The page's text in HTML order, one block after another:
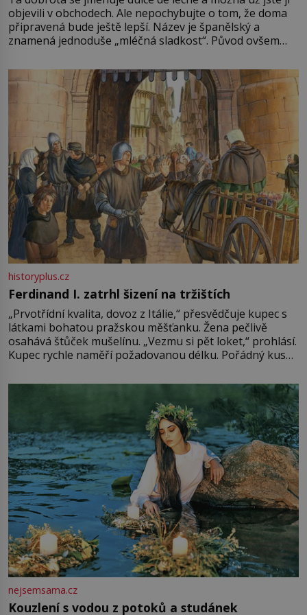
objevili v obchodech. Ale nepochybujte o tom, že doma
připravená bude ještě lepší. Název je španělský a
znamená jednoduše „mléčná sladkost“. Původ ovšem
pře hned několik latinskoamerických zemí a k tomu
Francie, kde se traduje,
historyplus.cz
Ferdinand I. zatrhl šizení na tržištích
„Prvotřídní kvalita, dovoz z Itálie,“ přesvědčuje kupec s
látkami bohatou pražskou měšťanku. Žena pečlivě
osahává štůček mušelínu. „Vezmu si pět loket,“ prohlásí.
Kupec rychle naměří požadovanou délku. Pořádný kus
milostpaní. Stačí jenom na sukni,“ zhodnotí švadlena
množství růžového mušelínu. „Ošidili vás, podívejte.“
Vezme do ruky dřevěnou
nejsemsama.cz
Kouzlení s vodou z potoků a studánek